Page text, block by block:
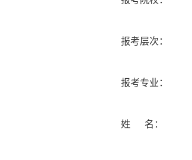
报考层次：
报考专业：
姓 名：